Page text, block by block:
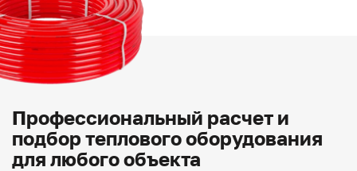
Профессиональный расчет и
подбор теплового оборудования
для любого объекта